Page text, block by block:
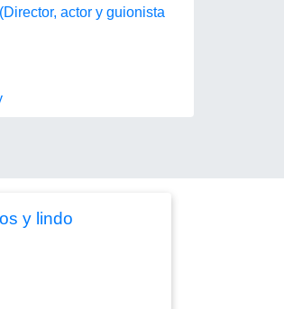
actor y guionista
y lindo